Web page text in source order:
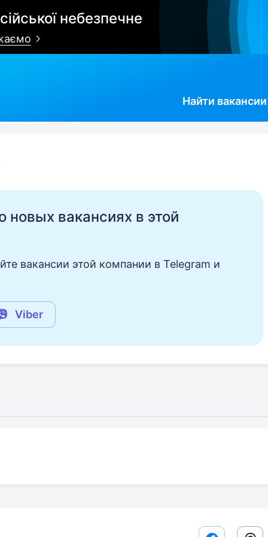
небезпечне
Найти вакансии
новых вакансиях в этой
вакансии этой компании в Telegram и
Viber